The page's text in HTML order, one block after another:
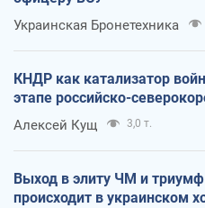
Украинская Бронетехника
КНДР как катализатор
этапе российско-
Алексей Кущ 3,0 т.
Выход в элиту ЧМ и
происходит в украинском